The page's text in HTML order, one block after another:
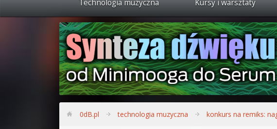
Technologia muzyczna Kursy i warsztaty
Zobacz wszystkie
Synteza dźwięku 🔥
Produkcja muzyczna w
Bitwig Studio od podstaw
0dB.pl technologia muzyczna konkurs na remiks: